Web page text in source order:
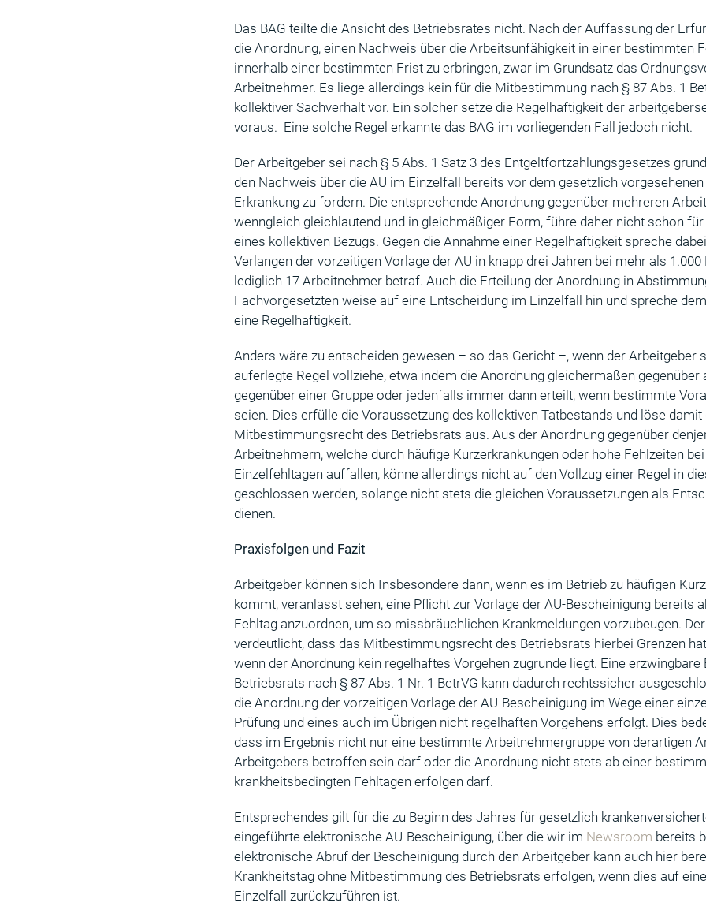
Das BAG teilte die Ansicht des Betriebsrates nicht. Nach der Auffassung der
die Anordnung, einen Nachweis über die Arbeitsunfähigkeit in einer bestimmten
innerhalb einer bestimmten Frist zu erbringen, zwar im Grundsatz das
Arbeitnehmer. Es liege allerdings kein für die Mitbestimmung nach § 87 Abs. 1
kollektiver Sachverhalt vor. Ein solcher setze die Regelhaftigkeit der
voraus. Eine solche Regel erkannte das BAG im vorliegenden Fall jedoch nicht.
Der Arbeitgeber sei nach § 5 Abs. 1 Satz 3 des Entgeltfortzahlungsgesetzes
den Nachweis über die AU im Einzelfall bereits vor dem gesetzlich
Erkrankung zu fordern. Die entsprechende Anordnung gegenüber mehreren
wenngleich gleichlautend und in gleichmäßiger Form, führe daher nicht schon
eines kollektiven Bezugs. Gegen die Annahme einer Regelhaftigkeit spreche
Verlangen der vorzeitigen Vorlage der AU in knapp drei Jahren bei mehr als
lediglich 17 Arbeitnehmer betraf. Auch die Erteilung der Anordnung in
Fachvorgesetzten weise auf eine Entscheidung im Einzelfall hin und spreche
eine Regelhaftigkeit.
Anders wäre zu entscheiden gewesen – so das Gericht –, wenn der Arbeitgeber
auferlegte Regel vollziehe, etwa indem die Anordnung gleichermaßen gegenüber
gegenüber einer Gruppe oder jedenfalls immer dann erteilt, wenn bestimmte
seien. Dies erfülle die Voraussetzung des kollektiven Tatbestands und löse damit
Mitbestimmungsrecht des Betriebsrats aus. Aus der Anordnung gegenüber
Arbeitnehmern, welche durch häufige Kurzerkrankungen oder hohe Fehlzeiten
Einzelfehltagen auffallen, könne allerdings nicht auf den Vollzug einer Regel in
geschlossen werden, solange nicht stets die gleichen Voraussetzungen als
dienen.
Praxisfolgen und Fazit
Arbeitgeber können sich Insbesondere dann, wenn es im Betrieb zu häufigen
kommt, veranlasst sehen, eine Pflicht zur Vorlage der AU-Bescheinigung bereits
Fehltag anzuordnen, um so missbräuchlichen Krankmeldungen vorzubeugen.
verdeutlicht, dass das Mitbestimmungsrecht des Betriebsrats hierbei Grenzen
wenn der Anordnung kein regelhaftes Vorgehen zugrunde liegt. Eine erzwingbare
Betriebsrats nach § 87 Abs. 1 Nr. 1 BetrVG kann dadurch rechtssicher
die Anordnung der vorzeitigen Vorlage der AU-Bescheinigung im Wege einer
Prüfung und eines auch im Übrigen nicht regelhaften Vorgehens erfolgt. Dies
dass im Ergebnis nicht nur eine bestimmte Arbeitnehmergruppe von derartigen
Arbeitgebers betroffen sein darf oder die Anordnung nicht stets ab einer
krankheitsbedingten Fehltagen erfolgen darf.
Entsprechendes gilt für die zu Beginn des Jahres für gesetzlich
eingeführte elektronische AU-Bescheinigung, über die wir im Newsroom bereits
elektronische Abruf der Bescheinigung durch den Arbeitgeber kann auch hier
Krankheitstag ohne Mitbestimmung des Betriebsrats erfolgen, wenn dies auf
Einzelfall zurückzuführen ist.